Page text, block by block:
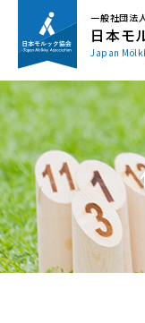
一般社団法人
日本モ
Japan